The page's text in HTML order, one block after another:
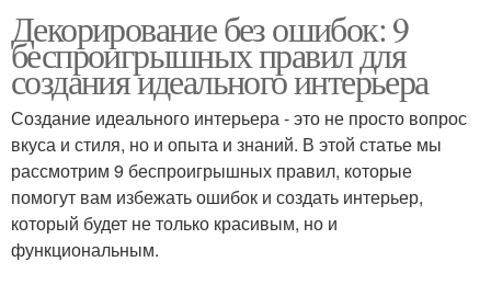
Декорирование без ошибок: 9
беспроигрышных правил для
создания идеального интерьера
Создание идеального интерьера - это не просто вопрос
вкуса и стиля, но и опыта и знаний. В этой статье мы
рассмотрим 9 беспроигрышных правил, которые
помогут вам избежать ошибок и создать интерьер,
который будет не только красивым, но и
функциональным.